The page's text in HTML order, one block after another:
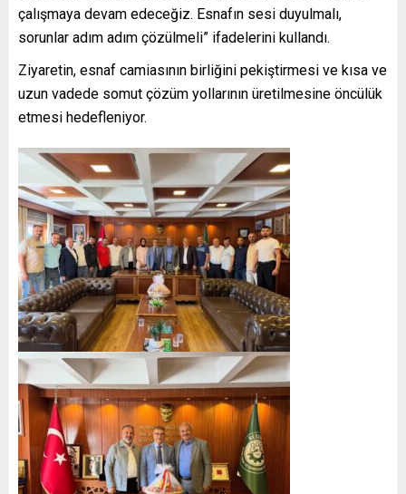
çalışmaya devam edeceğiz. Esnafın sesi duyulmalı,
sorunlar adım adım çözülmeli” ifadelerini kullandı.
Ziyaretin, esnaf camiasının birliğini pekiştirmesi ve kısa ve
uzun vadede somut çözüm yollarının üretilmesine öncülük
etmesi hedefleniyor.